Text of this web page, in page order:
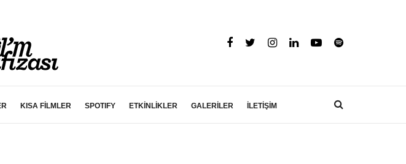
KISA FİLMLER SPOTIFY ETKİNLİKLER GALERİLER İLETİŞİM